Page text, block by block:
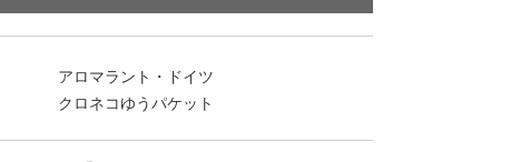
アロマラント・ドイツ
クロネコゆうパケット